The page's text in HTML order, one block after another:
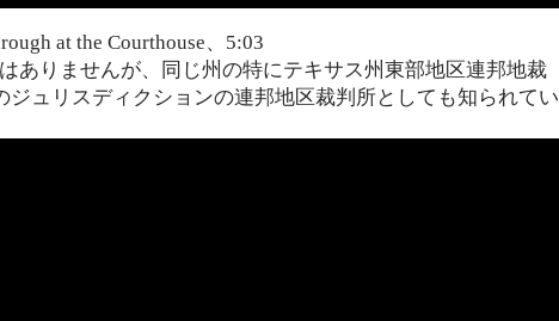
at the Courthouse、5:03
ありませんが、同じ州の特にテキサス州東部地区連邦地裁
ジュリスディクションの連邦地区裁判所としても知られてい